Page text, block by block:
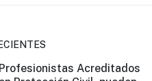
Profesionistas Acreditados